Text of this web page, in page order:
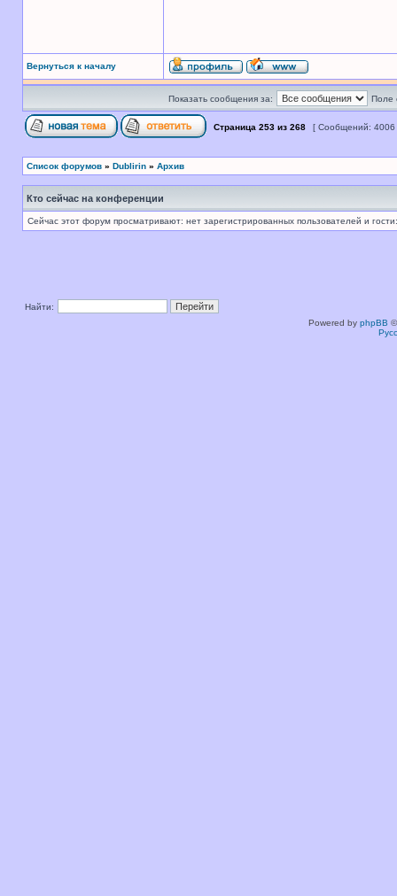
Вернуться к началу
Показать сообщения за: Поле
Страница 253 из 268 [ Сообщений:
Список форумов » Dublirin » Архив
Кто сейчас на конференции
Сейчас этот форум просматривают: нет зарегистрированных пользователей и
Найти:
Powered by phpBB